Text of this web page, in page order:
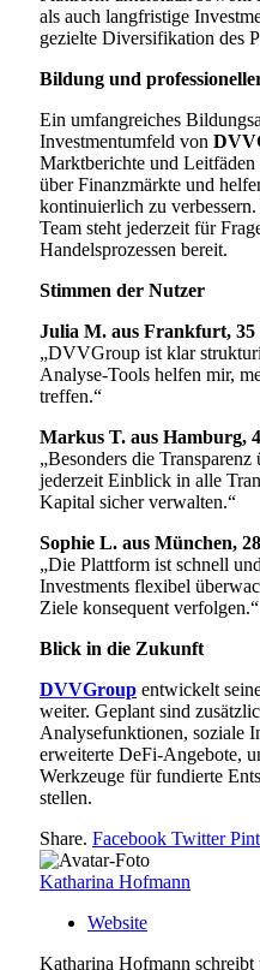
als auch langfristige
gezielte Diversifikation des
Bildung und
Ein umfangreiches
Investmentumfeld von
Marktberichte und Leitfäden
über Finanzmärkte und
kontinuierlich zu
Team steht jederzeit für
Handelsprozessen bereit.
Stimmen der Nutzer
Julia M. aus Frankfurt, 35
„DVVGroup ist klar
Analyse-Tools helfen mir,
treffen.“
Markus T. aus Hamburg,
„Besonders die
jederzeit Einblick in alle
Kapital sicher verwalten.“
Sophie L. aus München,
„Die Plattform ist schnell
Investments flexibel
Ziele konsequent verfolgen.“
Blick in die Zukunft
DVVGroup entwickelt
weiter. Geplant sind
Analysefunktionen, soziale
erweiterte DeFi-Angebote,
Werkzeuge für fundierte
stellen.
Share. Facebook Twitter
Katharina Hofmann
Website
Katharina Hofmann